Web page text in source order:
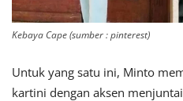
Kebaya Cape (sumber : pinterest)
Untuk yang satu ini, Minto
kartini dengan aksen